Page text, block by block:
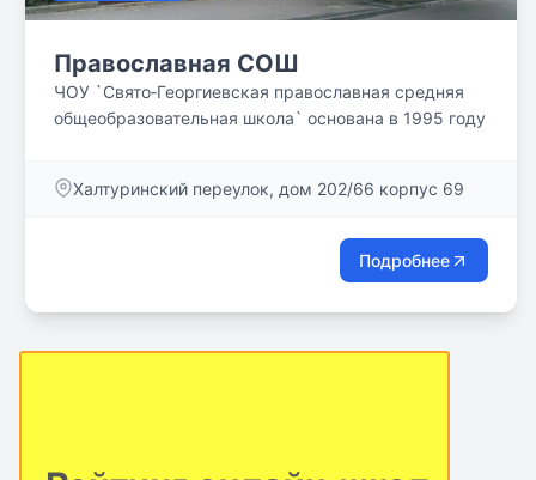
Православная СОШ
ЧОУ `Свято‐Георгиевская православная средняя
общеобразовательная школа` основана в 1995 году
Халтуринский переулок, дом 202/66 корпус 69
Подробнее